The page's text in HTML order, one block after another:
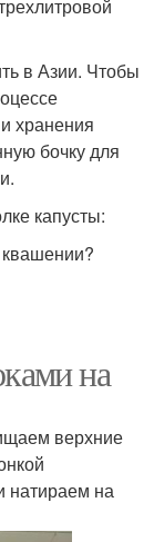
в Азии. Чтобы
хранения
бочку для
капусты:
квашении?
на
верхние
натираем на